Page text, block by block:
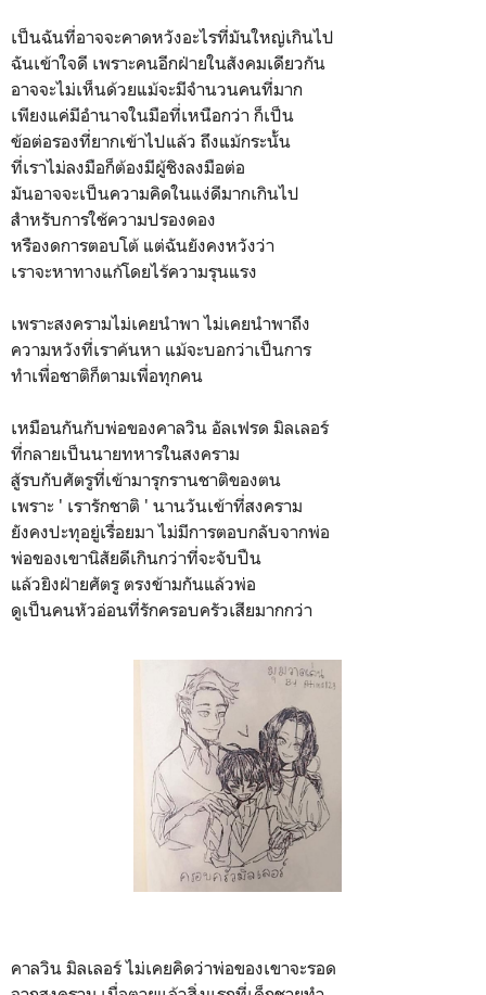
เป็นฉันที่อาจจะคาดหวังอะไรที่มันใหญ่เกินไป
ฉันเข้าใจดี เพราะคนอีกฝ่ายในสังคมเดียวกัน
อาจจะไม่เห็นด้วยแม้จะมีจำนวนคนที่มาก
เพียงแค่มีอำนาจในมือที่เหนือกว่า ก็เป็น
ข้อต่อรองที่ยากเข้าไปแล้ว ถึงแม้กระนั้น
ที่เราไม่ลงมือก็ต้องมีผู้ชิงลงมือต่อ
มันอาจจะเป็นความคิดในแง่ดีมากเกินไป
สำหรับการใช้ความปรองดอง
หรืองดการตอบโต้ แต่ฉันยังคงหวังว่า
เราจะหาทางแก้โดยไร้ความรุนแรง
เพราะสงครามไม่เคยนำพา ไม่เคยนำพาถึง
ความหวังที่เราค้นหา แม้จะบอกว่าเป็นการ
ทำเพื่อชาติก็ตามเพื่อทุกคน
เหมือนกันกับพ่อของคาลวิน อัลเฟรด มิลเลอร์
ที่กลายเป็นนายทหารในสงคราม
สู้รบกับศัตรูที่เข้ามารุกรานชาติของตน
เพราะ ' เรารักชาติ ' นานวันเข้าที่สงคราม
ยังคงปะทุอยู่เรื่อยมา ไม่มีการตอบกลับจากพ่อ
พ่อของเขานิสัยดีเกินกว่าที่จะจับปืน
แล้วยิงฝ่ายศัตรู ตรงข้ามกันแล้วพ่อ
ดูเป็นคนหัวอ่อนที่รักครอบครัวเสียมากกว่า
คาลวิน มิลเลอร์ ไม่เคยคิดว่าพ่อของเขาจะรอด